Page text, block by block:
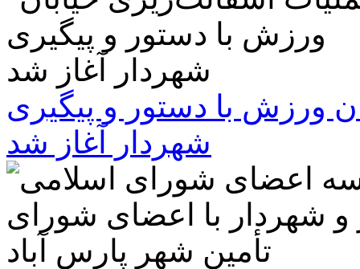
ورزش با دستور و پیگیری
شهردار آغاز شد